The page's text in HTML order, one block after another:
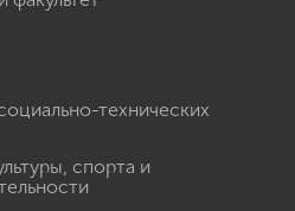
технических
спорта и